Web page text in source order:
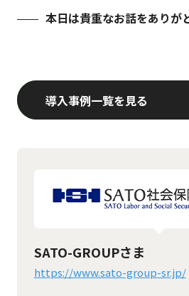
本日は貴重なお話をありが
導入事例一覧を見る
SATO-GROUPさま
https://www.sato-group-sr.jp/